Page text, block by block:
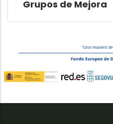
Grupos de Mejora